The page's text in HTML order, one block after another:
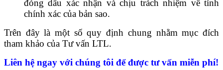
đóng dấu xác nhận và chịu trách nhiệm về tính
chính xác của bản sao.
Trên đây là một số quy định chung nhằm mục đích
tham khảo của Tư vấn LTL.
Liên hệ ngay với chúng tôi để được tư vấn miễn phí!